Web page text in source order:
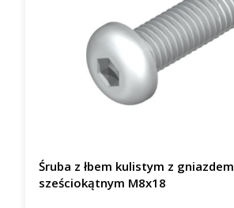
Śruba z łbem kulistym z gniazdem
sześciokątnym M8x18